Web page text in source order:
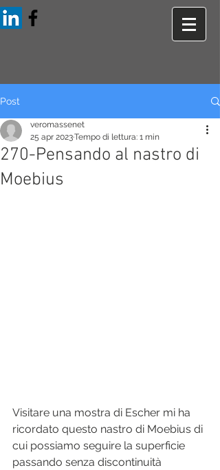
Post
270-Pensando al nastro di
Moebius
veromassenet
25 apr 2023Tempo di lettura: 1 min
Visitare una mostra di Escher mi ha
ricordato questo nastro di Moebius di
cui possiamo seguire la superficie
passando senza discontinuità